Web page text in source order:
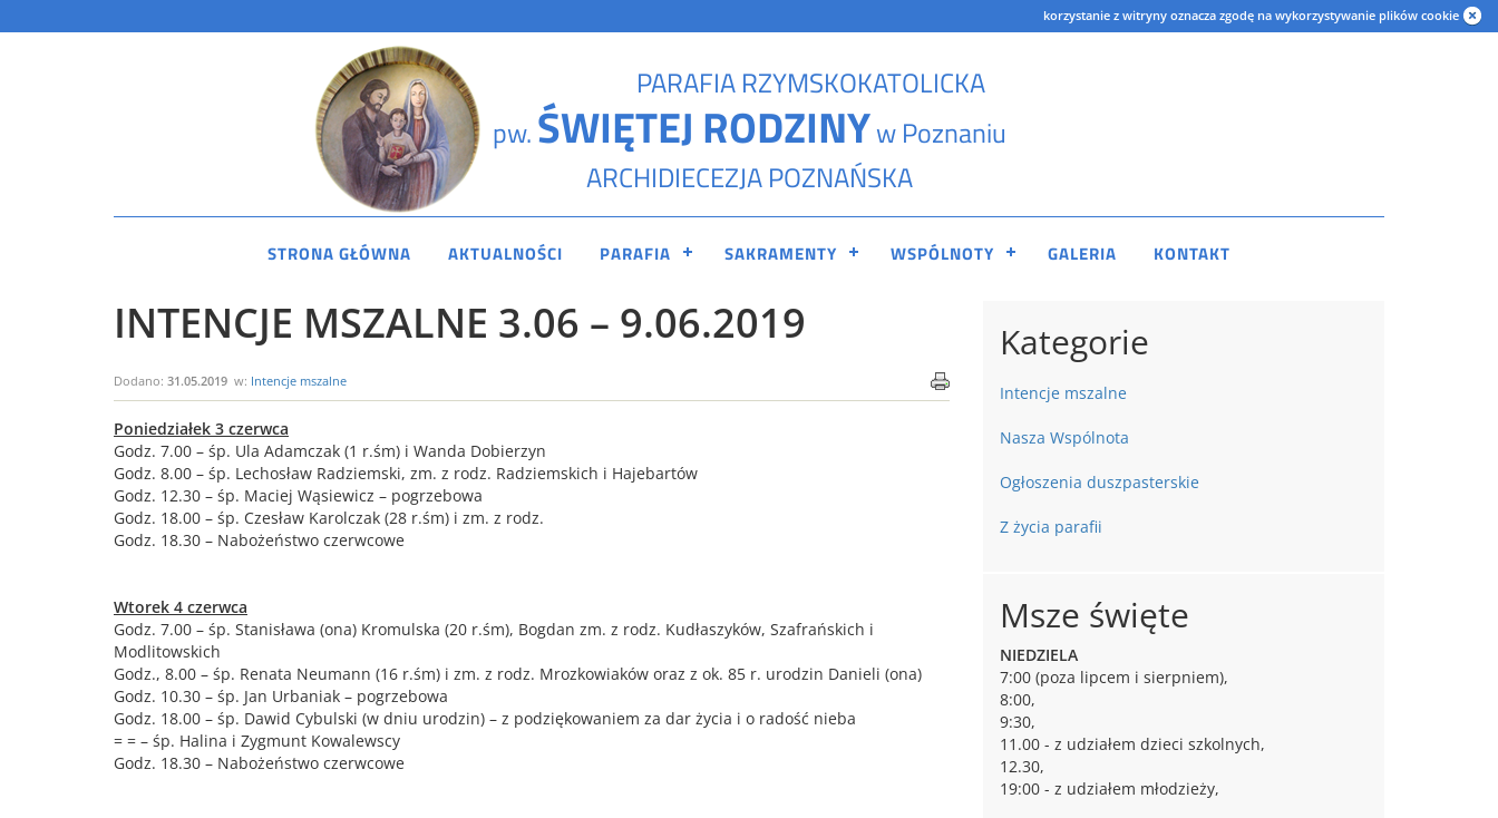
korzystanie z witryny oznacza zgodę na wykorzystywanie plików cookie
PARAFIA RZYMSKOKATOLICKA
pw.ŚWIĘTEJ RODZINYw Poznaniu
ARCHIDIECEZJA POZNAŃSKA
STRONA GŁÓWNA AKTUALNOŚCI PARAFIA SAKRAMENTY WSPÓLNOTY GALERIA KONTAKT
INTENCJE MSZALNE 3.06 – 9.06.2019
Dodano: 31.05.2019 w: Intencje mszalne
Poniedziałek 3 czerwca
Godz. 7.00 – śp. Ula Adamczak (1 r.śm) i Wanda Dobierzyn
Godz. 8.00 – śp. Lechosław Radziemski, zm. z rodz. Radziemskich i Hajebartów
Godz. 12.30 – śp. Maciej Wąsiewicz – pogrzebowa
Godz. 18.00 – śp. Czesław Karolczak (28 r.śm) i zm. z rodz.
Godz. 18.30 – Nabożeństwo czerwcowe
Wtorek 4 czerwca
Godz. 7.00 – śp. Stanisława (ona) Kromulska (20 r.śm), Bogdan zm. z rodz. Kudłaszyków, Szafrańskich i
Modlitowskich
Godz., 8.00 – śp. Renata Neumann (16 r.śm) i zm. z rodz. Mrozkowiaków oraz z ok. 85 r. urodzin Danieli (ona)
Godz. 10.30 – śp. Jan Urbaniak – pogrzebowa
Godz. 18.00 – śp. Dawid Cybulski (w dniu urodzin) – z podziękowaniem za dar życia i o radość nieba
= = – śp. Halina i Zygmunt Kowalewscy
Godz. 18.30 – Nabożeństwo czerwcowe
Kategorie
Intencje mszalne
Nasza Wspólnota
Ogłoszenia duszpasterskie
Z życia parafii
Msze święte
NIEDZIELA
7:00 (poza lipcem i sierpniem),
8:00,
9:30,
11.00 - z udziałem dzieci szkolnych,
12.30,
19:00 - z udziałem młodzieży,